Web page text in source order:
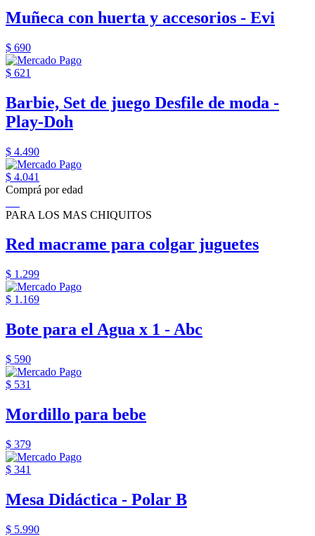
Muñeca con huerta y accesorios - Evi
$ 690
$ 621
Barbie, Set de juego Desfile de moda -
Play-Doh
$ 4.490
$ 4.041
Comprá por edad
PARA LOS MAS CHIQUITOS
Red macrame para colgar juguetes
$ 1.299
$ 1.169
Bote para el Agua x 1 - Abc
$ 590
$ 531
Mordillo para bebe
$ 379
$ 341
Mesa Didáctica - Polar B
$ 5.990